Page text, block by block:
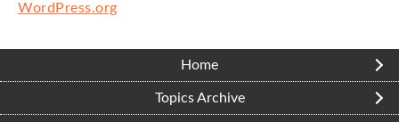
WordPress.org
Home
Topics Archive